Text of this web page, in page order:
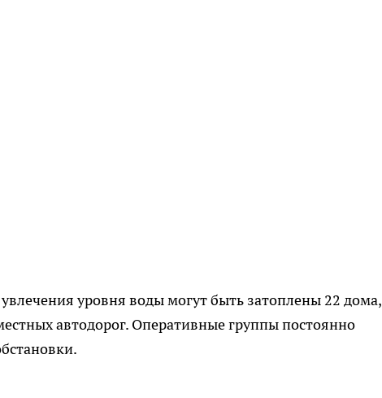
уровня воды могут быть затоплены 22 дома,
автодорог. Оперативные группы постоянно